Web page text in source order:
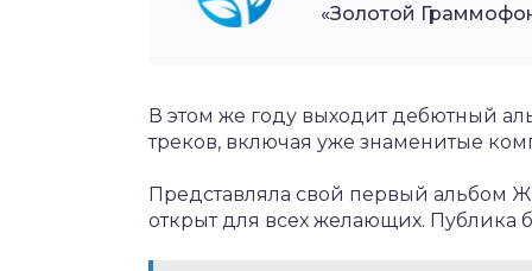
«Золотой
В этом же году выходит дебютный
треков, включая уже знаменитые
Представляла свой первый альбом
открыт для всех желающих. Публика